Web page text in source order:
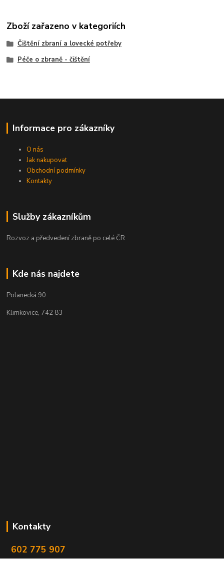
Zboží zařazeno v kategoriích
Čištění zbraní a lovecké potřeby
Péče o zbraně - čištění
Informace pro zákazníky
O nás
Jak nakupovat
Obchodní podmínky
Kontakty
Služby zákazníkům
Rozvoz a předvedení zbraně po celé ČR
Kde nás najdete
Polanecká 90
Klimkovice, 742 83
Kontakty
602 775 907